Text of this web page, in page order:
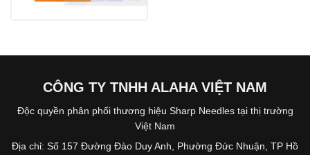
CÔNG TY TNHH ALAHA VIỆT NAM
Độc quyền phân phối thương hiệu Sharp Needles tại thị trường
Việt Nam
Địa chỉ: Số 157 Đường Đào Duy Anh, Phường Đức Nhuận, TP Hồ